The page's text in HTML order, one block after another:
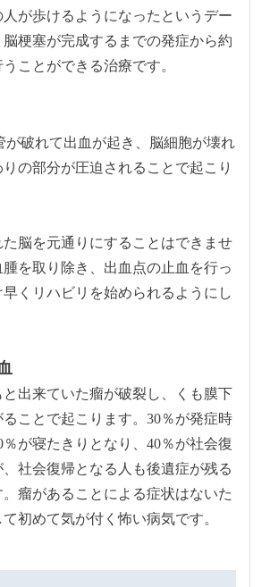
人が歩けるようになったというデー
梗塞が完成するまでの発症から約
ことができる治療です。
が破れて出血が起き、脳細胞が壊れ
の部分が圧迫されることで起こり
脳を元通りにすることはできませ
を取り除き、出血点の止血を行っ
くリハビリを始められるようにし
出来ていた瘤が破裂し、くも膜下
ことで起こります。30％が発症時
が寝たきりとなり、40％が社会復
社会復帰となる人も後遺症が残る
瘤があることによる症状はないた
初めて気が付く怖い病気です。